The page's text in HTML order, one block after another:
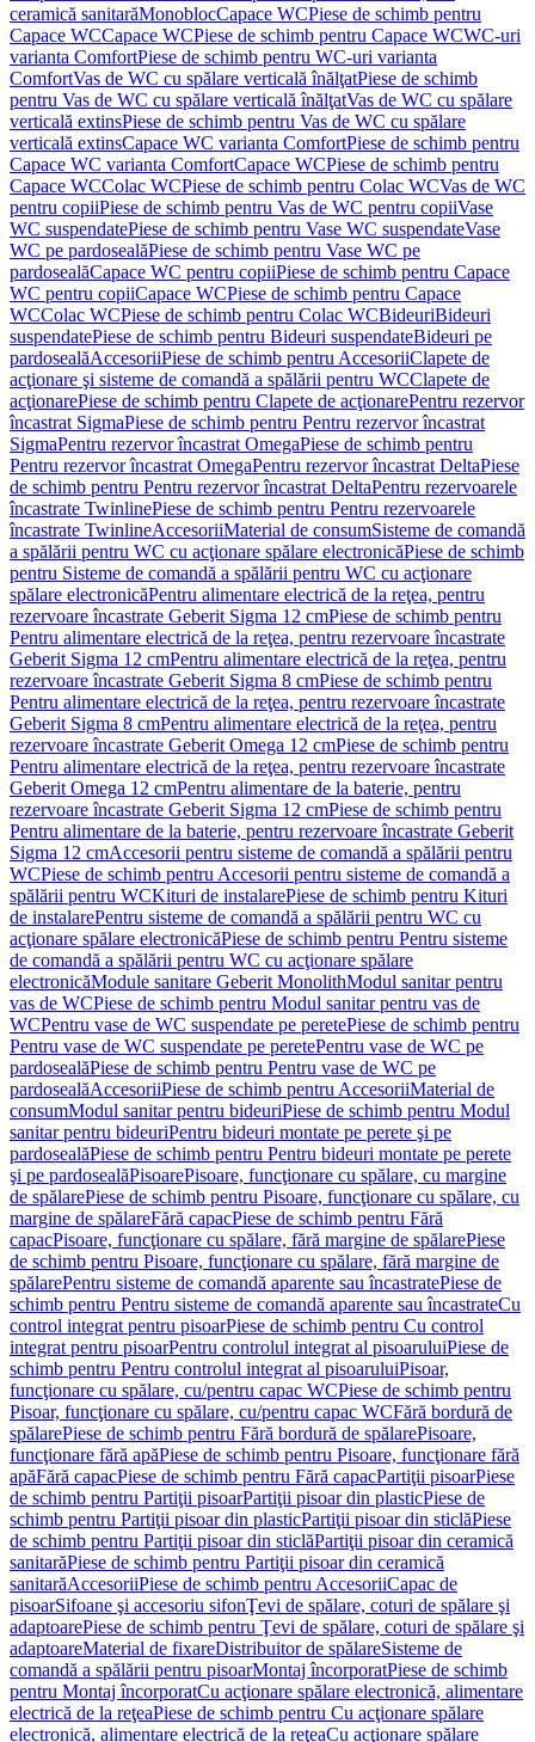
ceramică sanitarăMonoblocCapace WCPiese de schimb pentru
Capace WCCapace WCPiese de schimb pentru Capace WCWC-uri
varianta ComfortPiese de schimb pentru WC-uri varianta
ComfortVas de WC cu spălare verticală înălţatPiese de schimb
pentru Vas de WC cu spălare verticală înălţatVas de WC cu spălare
verticală extinsPiese de schimb pentru Vas de WC cu spălare
verticală extinsCapace WC varianta ComfortPiese de schimb pentru
Capace WC varianta ComfortCapace WCPiese de schimb pentru
Capace WCColac WCPiese de schimb pentru Colac WCVas de WC
pentru copiiPiese de schimb pentru Vas de WC pentru copiiVase
WC suspendatePiese de schimb pentru Vase WC suspendateVase
WC pe pardosealăPiese de schimb pentru Vase WC pe
pardosealăCapace WC pentru copiiPiese de schimb pentru Capace
WC pentru copiiCapace WCPiese de schimb pentru Capace
WCColac WCPiese de schimb pentru Colac WCBideuriBideuri
suspendatePiese de schimb pentru Bideuri suspendateBideuri pe
pardosealăAccesoriiPiese de schimb pentru AccesoriiClapete de
acţionare şi sisteme de comandă a spălării pentru WCClapete de
acţionarePiese de schimb pentru Clapete de acţionarePentru rezervor
încastrat SigmaPiese de schimb pentru Pentru rezervor încastrat
SigmaPentru rezervor încastrat OmegaPiese de schimb pentru
Pentru rezervor încastrat OmegaPentru rezervor încastrat DeltaPiese
de schimb pentru Pentru rezervor încastrat DeltaPentru rezervoarele
încastrate TwinlinePiese de schimb pentru Pentru rezervoarele
încastrate TwinlineAccesoriiMaterial de consumSisteme de comandă
a spălării pentru WC cu acţionare spălare electronicăPiese de schimb
pentru Sisteme de comandă a spălării pentru WC cu acţionare
spălare electronicăPentru alimentare electrică de la reţea, pentru
rezervoare încastrate Geberit Sigma 12 cmPiese de schimb pentru
Pentru alimentare electrică de la reţea, pentru rezervoare încastrate
Geberit Sigma 12 cmPentru alimentare electrică de la reţea, pentru
rezervoare încastrate Geberit Sigma 8 cmPiese de schimb pentru
Pentru alimentare electrică de la reţea, pentru rezervoare încastrate
Geberit Sigma 8 cmPentru alimentare electrică de la reţea, pentru
rezervoare încastrate Geberit Omega 12 cmPiese de schimb pentru
Pentru alimentare electrică de la reţea, pentru rezervoare încastrate
Geberit Omega 12 cmPentru alimentare de la baterie, pentru
rezervoare încastrate Geberit Sigma 12 cmPiese de schimb pentru
Pentru alimentare de la baterie, pentru rezervoare încastrate Geberit
Sigma 12 cmAccesorii pentru sisteme de comandă a spălării pentru
WCPiese de schimb pentru Accesorii pentru sisteme de comandă a
spălării pentru WCKituri de instalarePiese de schimb pentru Kituri
de instalarePentru sisteme de comandă a spălării pentru WC cu
acţionare spălare electronicăPiese de schimb pentru Pentru sisteme
de comandă a spălării pentru WC cu acţionare spălare
electronicăModule sanitare Geberit MonolithModul sanitar pentru
vas de WCPiese de schimb pentru Modul sanitar pentru vas de
WCPentru vase de WC suspendate pe peretePiese de schimb pentru
Pentru vase de WC suspendate pe peretePentru vase de WC pe
pardosealăPiese de schimb pentru Pentru vase de WC pe
pardosealăAccesoriiPiese de schimb pentru AccesoriiMaterial de
consumModul sanitar pentru bideuriPiese de schimb pentru Modul
sanitar pentru bideuriPentru bideuri montate pe perete şi pe
pardosealăPiese de schimb pentru Pentru bideuri montate pe perete
şi pe pardosealăPisoarePisoare, funcţionare cu spălare, cu margine
de spălarePiese de schimb pentru Pisoare, funcţionare cu spălare, cu
margine de spălareFără capacPiese de schimb pentru Fără
capacPisoare, funcţionare cu spălare, fără margine de spălarePiese
de schimb pentru Pisoare, funcţionare cu spălare, fără margine de
spălarePentru sisteme de comandă aparente sau încastratePiese de
schimb pentru Pentru sisteme de comandă aparente sau încastrateCu
control integrat pentru pisoarPiese de schimb pentru Cu control
integrat pentru pisoarPentru controlul integrat al pisoaruluiPiese de
schimb pentru Pentru controlul integrat al pisoaruluiPisoar,
funcţionare cu spălare, cu/pentru capac WCPiese de schimb pentru
Pisoar, funcţionare cu spălare, cu/pentru capac WCFără bordură de
spălarePiese de schimb pentru Fără bordură de spălarePisoare,
funcţionare fără apăPiese de schimb pentru Pisoare, funcţionare fără
apăFără capacPiese de schimb pentru Fără capacPartiţii pisoarPiese
de schimb pentru Partiţii pisoarPartiţii pisoar din plasticPiese de
schimb pentru Partiţii pisoar din plasticPartiţii pisoar din sticlăPiese
de schimb pentru Partiţii pisoar din sticlăPartiţii pisoar din ceramică
sanitarăPiese de schimb pentru Partiţii pisoar din ceramică
sanitarăAccesoriiPiese de schimb pentru AccesoriiCapac de
pisoarSifoane şi accesoriu sifonŢevi de spălare, coturi de spălare şi
adaptoarePiese de schimb pentru Ţevi de spălare, coturi de spălare şi
adaptoareMaterial de fixareDistribuitor de spălareSisteme de
comandă a spălării pentru pisoarMontaj încorporatPiese de schimb
pentru Montaj încorporatCu acţionare spălare electronică, alimentare
electrică de la reţeaPiese de schimb pentru Cu acţionare spălare
electronică, alimentare electrică de la reţeaCu acţionare spălare